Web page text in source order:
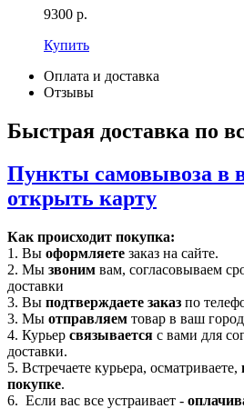
9300 р.
Купить
Оплата и доставка
Отзывы
Быстрая доставка по
Пункты самовывоза в
открыть карту
Как происходит покупка:
1. Вы оформляете заказ на сайте.
2. Мы звоним вам, согласовываем
доставки
3. Вы подтверждаете заказ по
3. Мы отправляем товар в ваш
4. Курьер связывается с вами для
доставки.
5. Встречаете курьера, осматриваете,
покупке.
6. Если вас все устраивает -